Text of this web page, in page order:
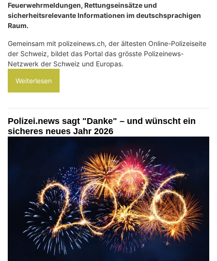
Feuerwehrmeldungen, Rettungseinsätze und
sicherheitsrelevante Informationen im deutschsprachigen
Raum.
Gemeinsam mit polizeinews.ch, der ältesten Online-Polizeiseite
der Schweiz, bildet das Portal das grösste Polizeinews-
Netzwerk der Schweiz und Europas.
Weiterlesen
Polizei.news sagt "Danke" – und wünscht ein
sicheres neues Jahr 2026